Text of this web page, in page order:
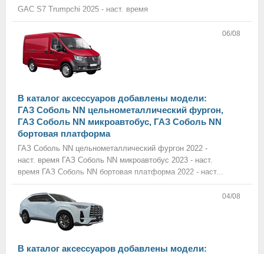
GAC S7 Trumpchi 2025 - наст. время
06/08
В каталог аксессуаров добавлены модели:
ГАЗ Соболь NN цельнометаллический фургон,
ГАЗ Соболь NN микроавтобус, ГАЗ Соболь NN
бортовая платформа
ГАЗ Соболь NN цельнометаллический фургон 2022 -
наст. время ГАЗ Соболь NN микроавтобус 2023 - наст.
время ГАЗ Соболь NN бортовая платформа 2022 - наст...
04/08
В каталог аксессуаров добавлены модели: